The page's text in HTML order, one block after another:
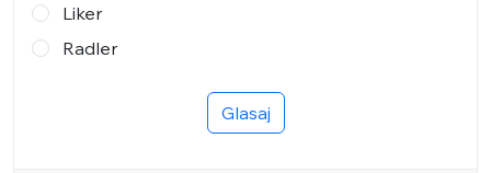
Liker
Radler
Glasaj